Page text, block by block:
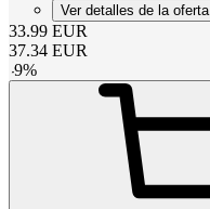
Ver detalles de la oferta
33.99 EUR
37.34 EUR
-9%